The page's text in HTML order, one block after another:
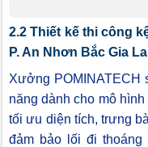
2.2 Thiết kế thi công
P. An Nhơn Bắc Gia
Xưởng POMINATECH
năng dành cho mô
tối ưu diện tích, trưng
đảm bảo lối đi